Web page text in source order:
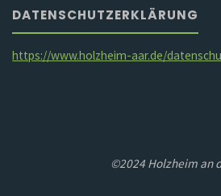
DATENSCHUTZERKLÄRUNG
https://www.holzheim-aar.de/
©2024 Holzheim an